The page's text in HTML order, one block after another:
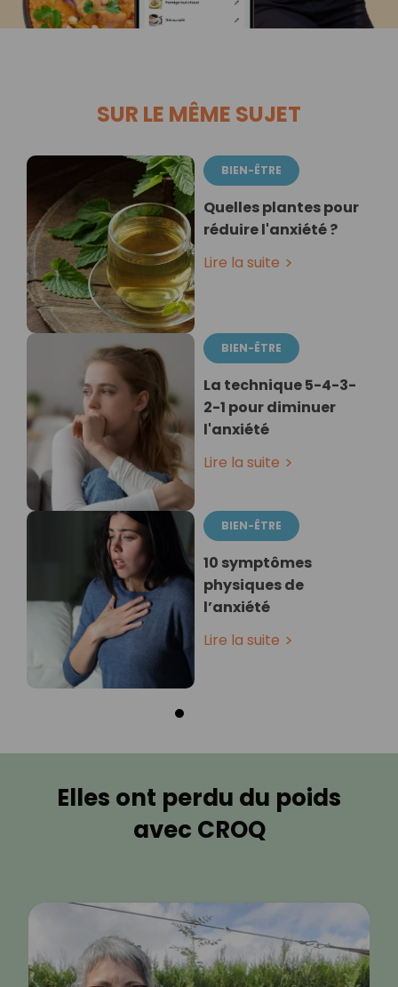
SUR LE MÊME SUJET
BIEN-ÊTRE
Quelles plantes pour
réduire l'anxiété ?
Lire la suite
BIEN-ÊTRE
La technique 5-4-3-
2-1 pour diminuer
l'anxiété
Lire la suite
BIEN-ÊTRE
10 symptômes
physiques de
l’anxiété
Lire la suite
Elles ont perdu du poids
avec CROQ